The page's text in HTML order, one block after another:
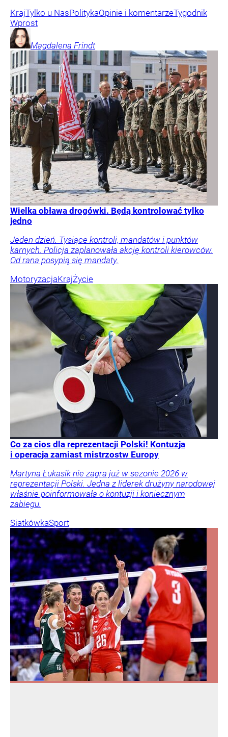
KrajTylko u NasPolitykaOpinie i komentarzeTygodnik
Wprost
Magdalena Frindt
Wielka obława drogówki. Będą kontrolować tylko
jedno
Jeden dzień. Tysiące kontroli, mandatów i punktów
karnych. Policja zaplanowała akcję kontroli kierowców.
Od rana posypią się mandaty.
MotoryzacjaKrajŻycie
Co za cios dla reprezentacji Polski! Kontuzja
i operacja zamiast mistrzostw Europy
Martyna Łukasik nie zagra już w sezonie 2026 w
reprezentacji Polski. Jedna z liderek drużyny narodowej
właśnie poinformowała o kontuzji i koniecznym
zabiegu.
SiatkówkaSport